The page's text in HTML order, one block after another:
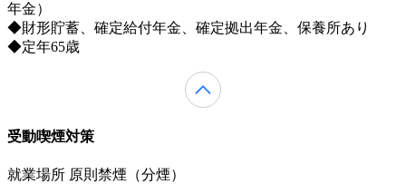
年金）
◆財形貯蓄、確定給付年金、確定拠出年金、保養所あり
◆定年65歳
受動喫煙対策
就業場所 原則禁煙（分煙）